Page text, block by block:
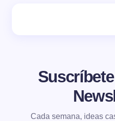
Cada semana, ideas